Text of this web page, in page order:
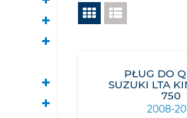
PŁUG DO
SUZUKI LTA
750
2008-